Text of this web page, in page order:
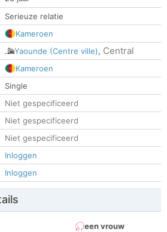
Serieuze relatie
Kameroen
Yaounde (Centre ville), Central
Kameroen
Single
Niet gespecificeerd
Niet gespecificeerd
Niet gespecificeerd
Inloggen
Inloggen
een vrouw